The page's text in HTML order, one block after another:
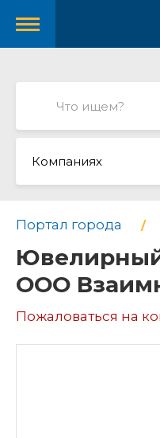
Компаниях
Портал города
ООО
Пожаловаться на